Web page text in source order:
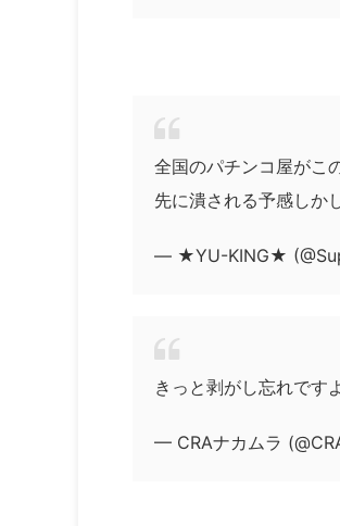
全国のパチンコ屋がこ
先に潰される予感しか
— ★YU-KING★
きっと剥がし忘れです
— CRAナカムラ